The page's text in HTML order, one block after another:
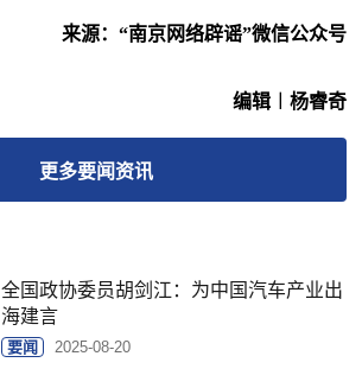
来源： “南京网络辟谣”微信公众号
编辑︱杨睿奇
更多要闻资讯
全国政协委员胡剑江：为中国汽车产业出
海建言
要闻 2025-08-20